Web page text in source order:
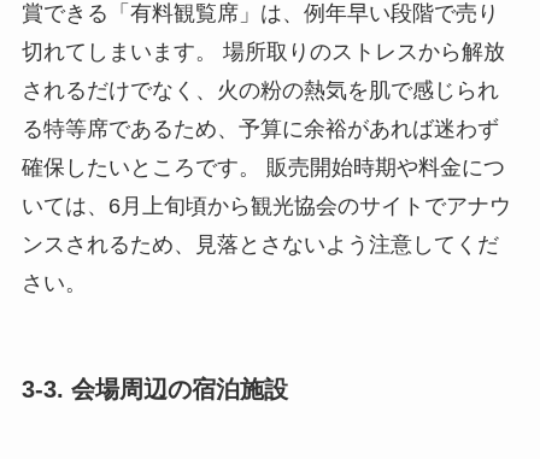
賞できる「有料観覧席」は、例年早い段階で売り
切れてしまいます。 場所取りのストレスから解放
されるだけでなく、火の粉の熱気を肌で感じられ
る特等席であるため、予算に余裕があれば迷わず
確保したいところです。 販売開始時期や料金につ
いては、6月上旬頃から観光協会のサイトでアナウ
ンスされるため、見落とさないよう注意してくだ
さい。
3-3. 会場周辺の宿泊施設